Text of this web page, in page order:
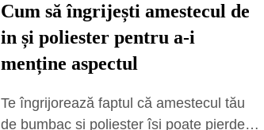
Cum să îngrijești amestecul de
in și poliester pentru a-i
menține aspectul
Te îngrijorează faptul că amestecul tău
de bumbac și poliester își poate pierde